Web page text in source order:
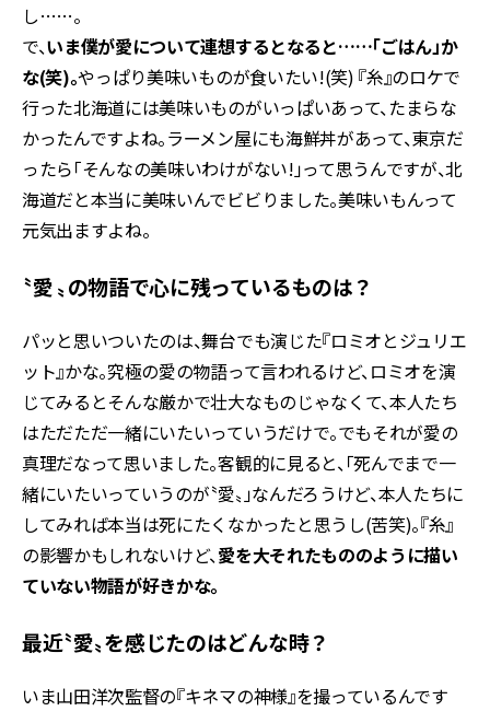
し……。
で、いま僕が愛について連想するとなると……「ごはん」か
な(笑)。やっぱり美味いものが食いたい!(笑) 『糸』のロケで
行った北海道には美味いものがいっぱいあって、たまらな
かったんですよね。ラーメン屋にも海鮮丼があって、東京だ
ったら「そんなの美味いわけがない!」って思うんですが、北
海道だと本当に美味いんでビビりました。美味いもんって
元気出ますよね。
〝愛 〟の物語で心に残っているものは？
パッと思いついたのは、舞台でも演じた『ロミオとジュリエ
ット』かな。究極の愛の物語って言われるけど、ロミオを演
じてみるとそんな厳かで壮大なものじゃなくて、本人たち
はただただ一緒にいたいっていうだけで――。でもそれが愛の
真理だなって思いました。客観的に見ると、「死んでまで一
緒にいたいっていうのが〝愛〟」なんだろうけど、本人たちに
してみれば本当は死にたくなかったと思うし(苦笑)。『糸』
の影響かもしれないけど、愛を大それたもののように描い
ていない物語が好きかな。
最近〝愛〟を感じたのはどんな時？
いま山田洋次監督の『キネマの神様』を撮っているんです